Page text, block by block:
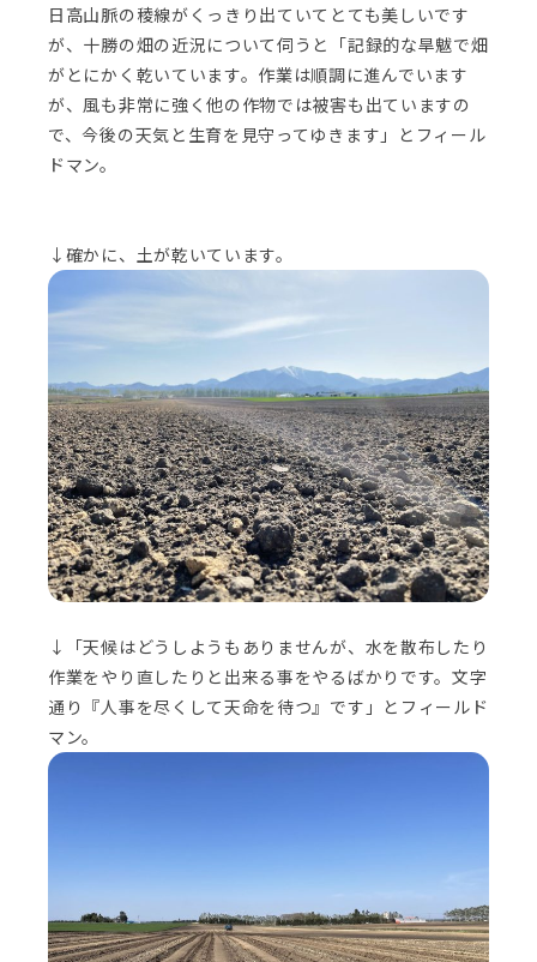
日高山脈の稜線がくっきり出ていてとても美しいです
が、十勝の畑の近況について伺うと「記録的な旱魃で畑
がとにかく乾いています。作業は順調に進んでいます
が、風も非常に強く他の作物では被害も出ていますの
で、今後の天気と生育を見守ってゆきます」とフィール
ドマン。
↓確かに、土が乾いています。
↓「天候はどうしようもありませんが、水を散布したり
作業をやり直したりと出来る事をやるばかりです。文字
通り『人事を尽くして天命を待つ』です」とフィールド
マン。